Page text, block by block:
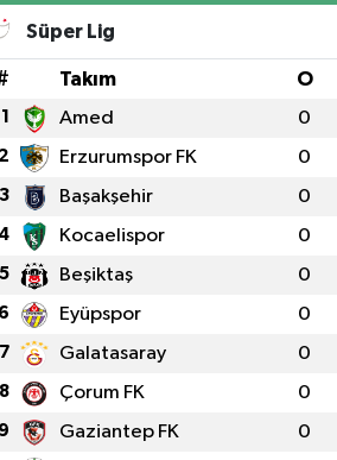
Süper Lig
Takım O
1 Amed 0
2 Erzurumspor FK 0
3 Başakşehir 0
4 Kocaelispor 0
5 Beşiktaş 0
6 Eyüpspor 0
7 Galatasaray 0
8 Çorum FK 0
9 Gaziantep FK 0